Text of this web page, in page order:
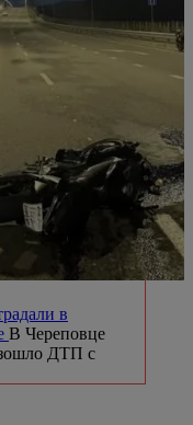
в
В Череповце
ДТП с